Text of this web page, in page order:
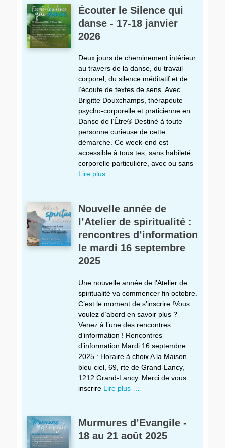
Écouter le Silence qui
danse - 17-18 janvier
2026
Deux jours de cheminement intérieur
au travers de la danse, du travail
corporel, du silence méditatif et de
l’écoute de textes de sens. Avec
Brigitte Douxchamps, thérapeute
psycho-corporelle et praticienne en
Danse de l’Être® Destiné à toute
personne curieuse de cette
démarche. Ce week-end est
accessible à tous.tes, sans habileté
corporelle particulière, avec ou sans
Lire plus …
Nouvelle année de
l’Atelier de spiritualité :
rencontres d’information
le mardi 16 septembre
2025
Une nouvelle année de l’Atelier de
spiritualité va commencer fin octobre.
C’est le moment de s’inscrire !Vous
voulez d’abord en savoir plus ?
Venez à l’une des rencontres
d’information ! Rencontres
d’information Mardi 16 septembre
2025 : Horaire à choix A la Maison
bleu ciel, 69, rte de Grand-Lancy,
1212 Grand-Lancy. Merci de vous
inscrire Lire plus …
Murmures d’Evangile -
18 au 21 août 2025